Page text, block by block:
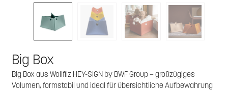
Bildergalerie überspringen
Big Box
Big Box aus Wollfilz HEY-SIGN by BWF Group – großzügiges
Volumen, formstabil und ideal für übersichtliche Aufbewahrung